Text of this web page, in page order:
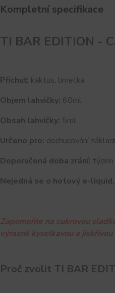
Kompletní specifikace
TI BAR EDITION -
Příchuť: kaktus, limetka
Objem lahvičky: 60ml
Obsah lahvičky: 5ml
Určeno pro: dochucování
Doporučená doba zrání: týden
Nejedná se o hotový e-
Zapomeňte na cukrovou
výrazně kyselkavou a
Proč zvolit TI BAR